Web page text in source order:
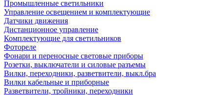
Промышленные светильники
Управление освещением и комплектующие
Датчики движения
Дистанционное управление
Комплектующие для светильников
Фотореле
Фонари и переносные световые приборы
Розетки, выключатели и силовые разъемы
Вилки, переходники, разветвители, выкл.бра
Вилки кабельные и приборные
Разветвители, тройники, переходники